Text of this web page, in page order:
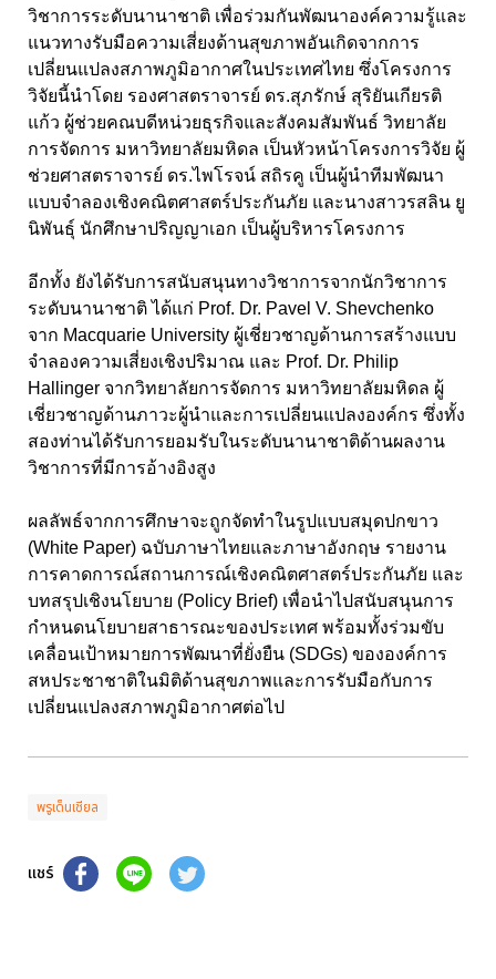
วิชาการระดับนานาชาติ เพื่อร่วมกันพัฒนาองค์ความรู้และ
แนวทางรับมือความเสี่ยงด้านสุขภาพอันเกิดจากการ
เปลี่ยนแปลงสภาพภูมิอากาศในประเทศไทย ซึ่งโครงการ
วิจัยนี้นำโดย รองศาสตราจารย์ ดร.สุภรักษ์ สุริยันเกียรติ
แก้ว ผู้ช่วยคณบดีหน่วยธุรกิจและสังคมสัมพันธ์ วิทยาลัย
การจัดการ มหาวิทยาลัยมหิดล เป็นหัวหน้าโครงการวิจัย ผู้
ช่วยศาสตราจารย์ ดร.ไพโรจน์ สถิรคู เป็นผู้นำทีมพัฒนา
แบบจำลองเชิงคณิตศาสตร์ประกันภัย และนางสาวรสลิน ยู
นิพันธุ์ นักศึกษาปริญญาเอก เป็นผู้บริหารโครงการ
อีกทั้ง ยังได้รับการสนับสนุนทางวิชาการจากนักวิชาการ
ระดับนานาชาติ ได้แก่ Prof. Dr. Pavel V. Shevchenko
จาก Macquarie University ผู้เชี่ยวชาญด้านการสร้างแบบ
จำลองความเสี่ยงเชิงปริมาณ และ Prof. Dr. Philip
Hallinger จากวิทยาลัยการจัดการ มหาวิทยาลัยมหิดล ผู้
เชี่ยวชาญด้านภาวะผู้นำและการเปลี่ยนแปลงองค์กร ซึ่งทั้ง
สองท่านได้รับการยอมรับในระดับนานาชาติด้านผลงาน
วิชาการที่มีการอ้างอิงสูง
ผลลัพธ์จากการศึกษาจะถูกจัดทำในรูปแบบสมุดปกขาว
(White Paper) ฉบับภาษาไทยและภาษาอังกฤษ รายงาน
การคาดการณ์สถานการณ์เชิงคณิตศาสตร์ประกันภัย และ
บทสรุปเชิงนโยบาย (Policy Brief) เพื่อนำไปสนับสนุนการ
กำหนดนโยบายสาธารณะของประเทศ พร้อมทั้งร่วมขับ
เคลื่อนเป้าหมายการพัฒนาที่ยั่งยืน (SDGs) ขององค์การ
สหประชาชาติในมิติด้านสุขภาพและการรับมือกับการ
เปลี่ยนแปลงสภาพภูมิอากาศต่อไป
พรูเด็นเชียล
แชร์